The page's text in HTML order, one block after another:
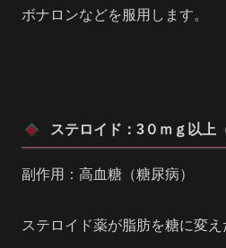
ボナロンなどを服用します。
ステロイド：3０ｍｇ以上
副作用：高血糖（糖尿病）
ステロイド薬が脂肪を糖に変え